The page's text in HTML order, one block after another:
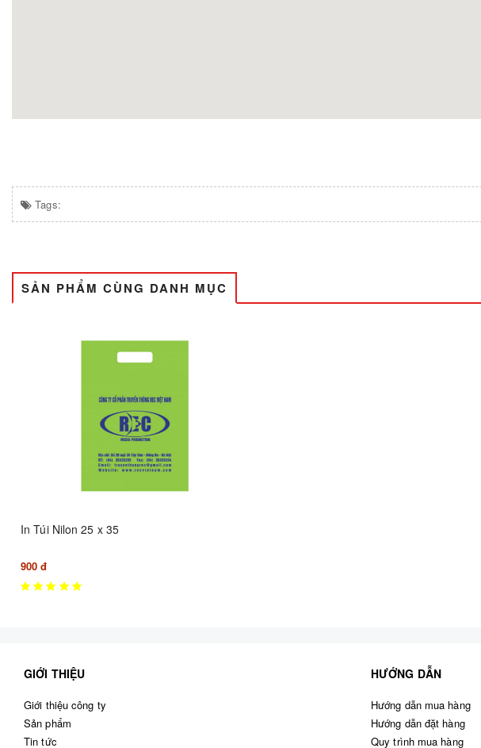
Tags:
SẢN PHẨM CÙNG DANH MỤC
In Túi Nilon 25 x 35
900 đ
GIỚI THIỆU
Giới thiệu công ty
Sản phẩm
Tin tức
HƯỚNG DẪN
Hướng dẫn mua hàng
Hướng dẫn đặt hàng
Quy trình mua hàng